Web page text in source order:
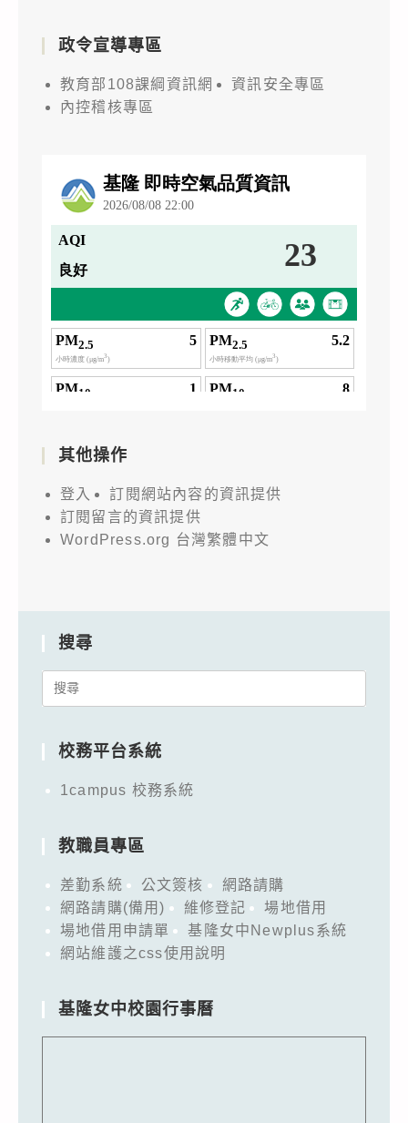
政令宣導專區
教育部108課綱資訊網
資訊安全專區
內控稽核專區
其他操作
登入
訂閱網站內容的資訊提供
訂閱留言的資訊提供
WordPress.org 台灣繁體中文
搜尋
Search
校務平台系統
1campus 校務系統
教職員專區
差勤系統 公文簽核
網路請購
網路請購(備用)
維修登記
場地借用
場地借用申請單
基隆女中Newplus系統
網站維護之css使用說明
基隆女中校園行事曆